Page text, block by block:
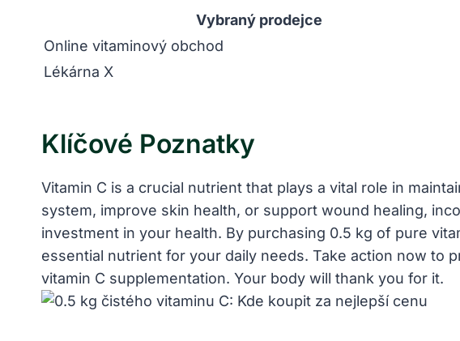
Vybraný prodejce
Online vitaminový obchod
Lékárna X
Klíčové Poznatky
Vitamin C is a crucial nutrient that plays a vital role in
system, improve skin health, or support wound healing,
investment in your health. By purchasing 0.5 kg of pure
essential nutrient for your daily needs. Take action now to
vitamin C supplementation. Your body will thank you for it.